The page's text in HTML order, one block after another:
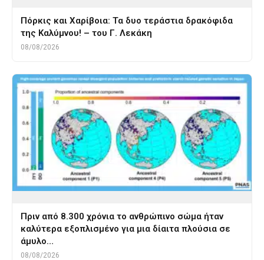
Πόρκις και Χαρίβοια: Τα δυο τεράστια δρακόφιδα
της Καλύμνου! – του Γ. Λεκάκη
08/08/2026
Πριν από 8.300 χρόνια το ανθρώπινο σώμα ήταν
καλύτερα εξοπλισμένο για μια δίαιτα πλούσια σε
άμυλο…
08/08/2026